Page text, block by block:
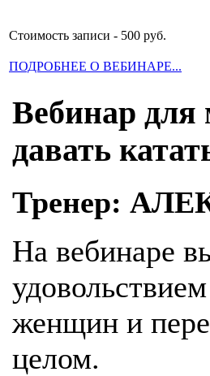
Стоимость записи - 500 руб.
ПОДРОБНЕЕ О ВЕБИНАРЕ...
Вебинар
давать
Тренер:
На вебинаре
женщин и
целом.